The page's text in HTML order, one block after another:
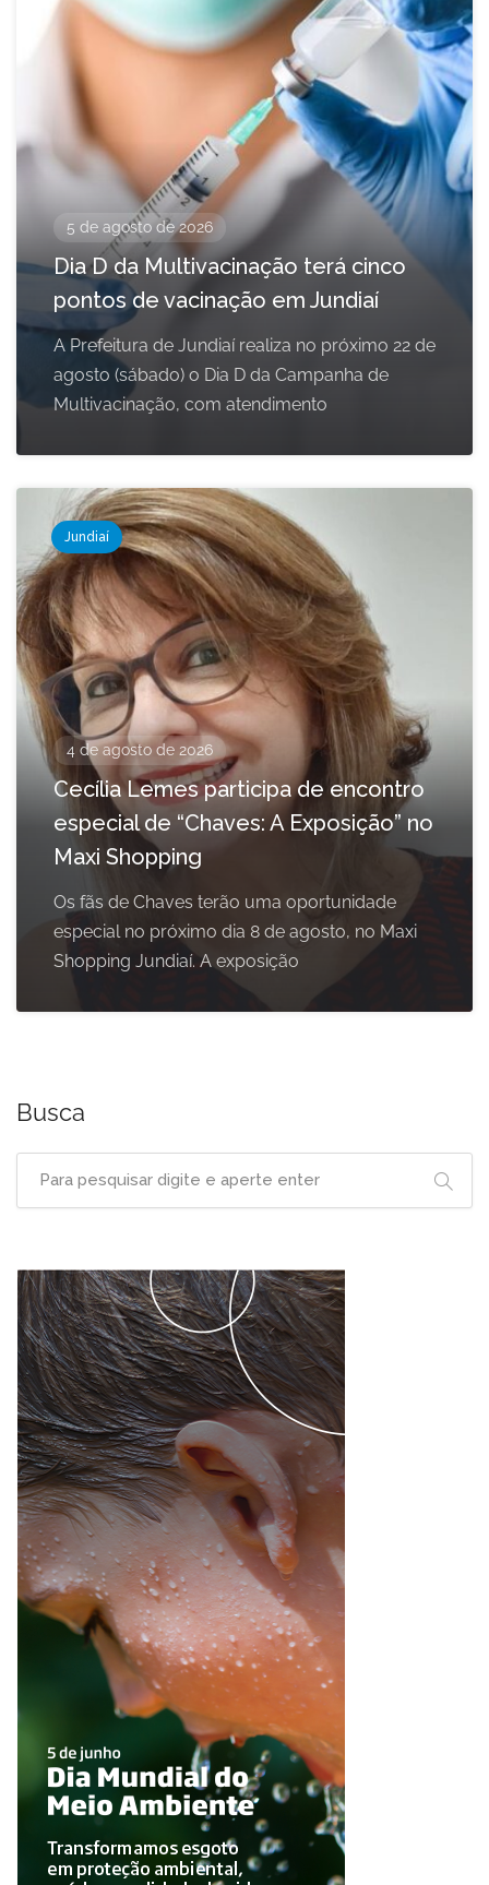
5 de agosto de 2026
Dia D da Multivacinação terá cinco
pontos de vacinação em Jundiaí
A Prefeitura de Jundiaí realiza no próximo 22 de
agosto (sábado) o Dia D da Campanha de
Multivacinação, com atendimento
Jundiaí
4 de agosto de 2026
Cecília Lemes participa de encontro
especial de “Chaves: A Exposição” no
Maxi Shopping
Os fãs de Chaves terão uma oportunidade
especial no próximo dia 8 de agosto, no Maxi
Shopping Jundiaí. A exposição
Busca